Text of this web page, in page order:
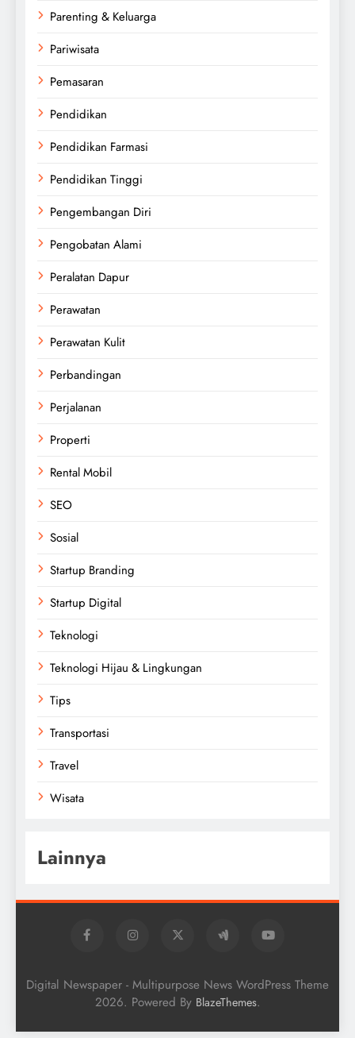
Parenting & Keluarga
Pariwisata
Pemasaran
Pendidikan
Pendidikan Farmasi
Pendidikan Tinggi
Pengembangan Diri
Pengobatan Alami
Peralatan Dapur
Perawatan
Perawatan Kulit
Perbandingan
Perjalanan
Properti
Rental Mobil
SEO
Sosial
Startup Branding
Startup Digital
Teknologi
Teknologi Hijau & Lingkungan
Tips
Transportasi
Travel
Wisata
Lainnya
Digital Newspaper - Multipurpose News WordPress Theme
2026. Powered By BlazeThemes.